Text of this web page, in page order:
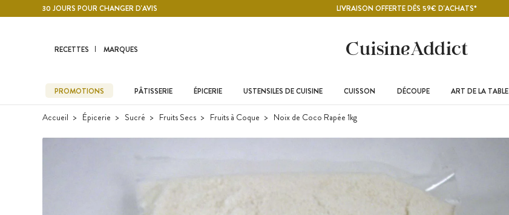
Contenu principal30 JOURS POUR CHANGER D'AVIS LIVRAISON OFFERTE DÈS 59€ D'ACHATS*
RECETTES MARQUES
PROMOTIONS PÂTISSERIE ÉPICERIE USTENSILES DE CUISINE CUISSON DÉCOUPE ART DE LA TABLE
Accueil Épicerie Sucré Fruits Secs Fruits à Coque Noix de Coco Rapée 1kg